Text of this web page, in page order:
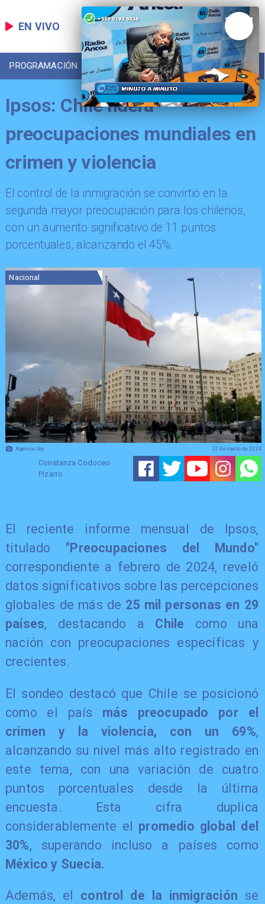
EN VIVO
PROGRAMACIÓN LOCAL DEPORTES
Ipsos: Chile lidera
preocupaciones mundiales en
crimen y violencia
El control de la inmigración se convirtió en la
segunda mayor preocupación para los chilenos,
con un aumento significativo de 11 puntos
porcentuales, alcanzando el 45%.
Agencia Uno
Nacional
Constanza Codoceo
Pizarro
22 de marzo de 2024
​El reciente informe mensual de Ipsos,
titulado "Preocupaciones del Mundo"
correspondiente a febrero de 2024, reveló
datos significativos sobre las percepciones
globales de más de 25 mil personas en 29
países, destacando a Chile como una
nación con preocupaciones específicas y
crecientes.
El sondeo destacó que Chile se posicionó
como el país más preocupado por el
crimen y la violencia, con un 69%,
alcanzando su nivel más alto registrado en
este tema, con una variación de cuatro
puntos porcentuales desde la última
encuesta. Esta cifra duplica
considerablemente el promedio global del
30%, superando incluso a países como
México y Suecia.
​Además, el control de la inmigración se